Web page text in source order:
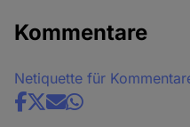
Kommentare
Netiquette für
Share